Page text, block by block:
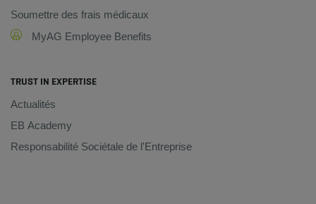
Soumettre des frais médicaux
MyAG Employee Benefits
TRUST IN EXPERTISE
Actualités
EB Academy
Responsabilité Sociétale de l'Entreprise